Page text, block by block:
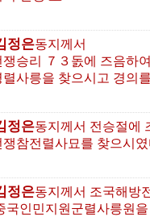
정은동지께서
승리
７３돐에
즈음하여
사릉을 찾으시고 경의를
정은동지께서 전승절에
참전렬사묘를 찾으시
정은동지께서 조국해방
국인민지원군렬사릉원을